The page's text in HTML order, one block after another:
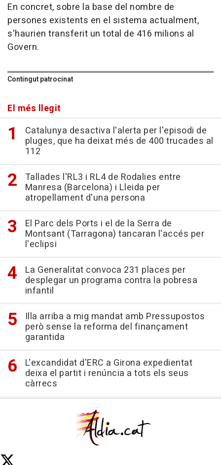
En concret, sobre la base del nombre de
persones existents en el sistema actualment,
s'haurien transferit un total de 416 milions al
Govern.
Contingut patrocinat
El més llegit
Catalunya desactiva l'alerta per l'episodi de
pluges, que ha deixat més de 400 trucades al
112
Tallades l'RL3 i RL4 de Rodalies entre
Manresa (Barcelona) i Lleida per
atropellament d'una persona
El Parc dels Ports i el de la Serra de
Montsant (Tarragona) tancaran l'accés per
l'eclipsi
La Generalitat convoca 231 places per
desplegar un programa contra la pobresa
infantil
Illa arriba a mig mandat amb Pressupostos
però sense la reforma del finançament
garantida
L'excandidat d'ERC a Girona expedientat
deixa el partit i renúncia a tots els seus
càrrecs